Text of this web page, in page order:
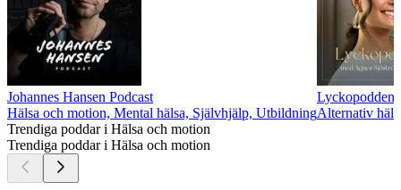
Johannes Hansen Podcast
Hälsa och motion, Mental hälsa, Självhjälp, Utbildning
Lyckopodden
Alternativ
Trendiga poddar i Hälsa och motion
Trendiga poddar i Hälsa och motion